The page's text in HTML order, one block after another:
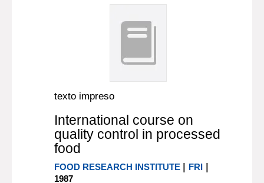
texto impreso
International course on
quality control in processed
food
FOOD RESEARCH INSTITUTE | FRI |
1987